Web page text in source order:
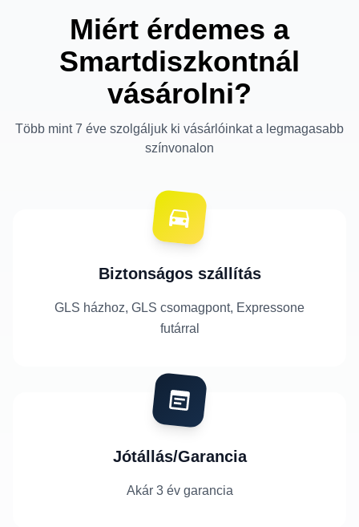
Miért érdemes a
Smartdiszkontnál
vásárolni?
Több mint 7 éve szolgáljuk ki vásárlóinkat a legmagasabb
színvonalon
Biztonságos szállítás
GLS házhoz, GLS csomagpont, Expressone
futárral
Jótállás/Garancia
Akár 3 év garancia